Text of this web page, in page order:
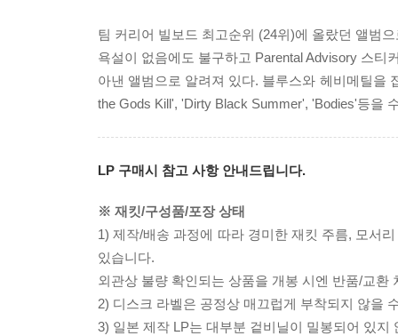
팀 커리어 빌보드 최고순위 (24위)에 올랐던 앨범
욕설이 없음에도 불구하고 Parental Advisory 스
아낸 앨범으로 알려져 있다. 블루스와 헤비메틸을
the Gods Kill', 'Dirty Black Summer', 'Bodies'등을
LP 구매시 참고 사항 안내드립니다.
※ 재킷/구성품/포장 상태
1) 제작/배송 과정에 따라 경미한 재킷 주름, 모서
있습니다.
외관상 불량 확인되는 상품을 개봉 시엔 반품/교환
2) 디스크 라벨은 공정상 매끄럽게 부착되지 않을
3) 일본 제작 LP는 대부분 겉비닐이 밀봉되어 있지